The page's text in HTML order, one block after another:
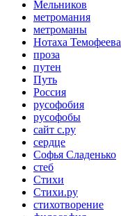
Мельников
метромания
метроманы
Нотаха Темофеева
проза
путен
Путь
Россия
русофобия
русофобы
сайт с.ру
сердце
Софья Сладенько
стеб
Стихи
Стихи.ру
стихотворение